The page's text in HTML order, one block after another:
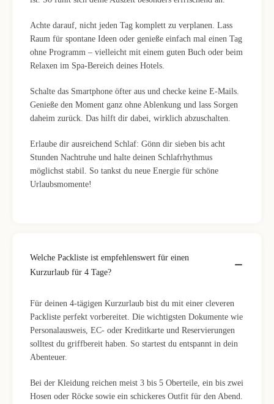
Achte darauf, nicht jeden Tag komplett zu verplanen. Lass
Raum für spontane Ideen oder genieße einfach mal einen Tag
ohne Programm – vielleicht mit einem guten Buch oder beim
Relaxen im Spa-Bereich deines Hotels.
Schalte das Smartphone öfter aus und checke keine E-Mails.
Genieße den Moment ganz ohne Ablenkung und lass Sorgen
daheim zurück. Das hilft dir dabei, wirklich abzuschalten.
Erlaube dir ausreichend Schlaf: Gönn dir sieben bis acht
Stunden Nachtruhe und halte deinen Schlafrhythmus
möglichst stabil. So tankst du neue Energie für schöne
Urlaubsmomente!
Welche Packliste ist empfehlenswert für einen
Kurzurlaub für 4 Tage?
Für deinen 4-tägigen Kurzurlaub bist du mit einer cleveren
Packliste perfekt vorbereitet. Die wichtigsten Dokumente wie
Personalausweis, EC- oder Kreditkarte und Reservierungen
solltest du griffbereit haben. So startest du entspannt in dein
Abenteuer.
Bei der Kleidung reichen meist 3 bis 5 Oberteile, ein bis zwei
Hosen oder Röcke sowie ein schickeres Outfit für den Abend.